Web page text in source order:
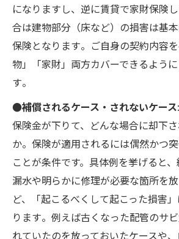
になりますし、逆に賃貸で家財保険
合は建物部分（床など）の損害は基
保険となります​。ご自身の契約内容
物」「家財」両方カバーできるよう
す​。
●補償されるケース・されないケース
保険金が下りて、どんな場合に却下
か。保険が適用されるには偶然かつ
ことが条件です。具体例を挙げると
漏水や明らかに修理が必要な箇所を
ど、「起こるべくして起こった損害
ります​。例えば古くなった配管のサ
れていたのを放っておいたケースや